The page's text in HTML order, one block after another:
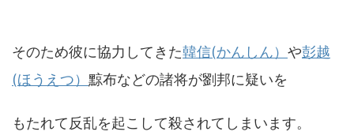
そのため彼に協力してきた韓信(かんしん） や彭越
(ほうえつ） 黥布などの諸将が劉邦に疑いを
もたれて反乱を起こして殺されてしまいます。